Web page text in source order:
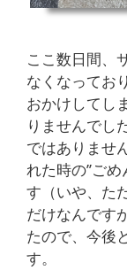
ここ数日間、
なくなってお
おかけしてし
りませんでし
ではありませ
れた時の’’ご
す（いや、た
だけなんです
たので、今後
す。